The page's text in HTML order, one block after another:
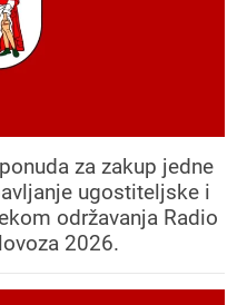
za zakup jedne
ugostiteljske i
održavanja Radio
2026.